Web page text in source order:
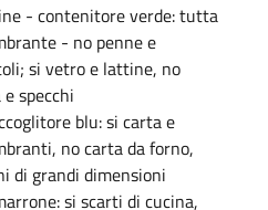
- contenitore verde: tutta
- no penne e
si vetro e lattine, no
specchi
blu: si carta e
no carta da forno,
di grandi dimensioni
si scarti di cucina,